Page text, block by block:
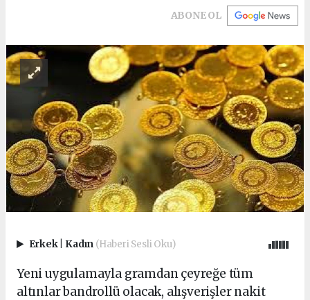
ABONE OL
Erkek Kadın (Haberi Sesli Oku)
Yeni uygulamayla gramdan çeyreğe tüm
altınlar bandrollü olacak, alışverişler nakit